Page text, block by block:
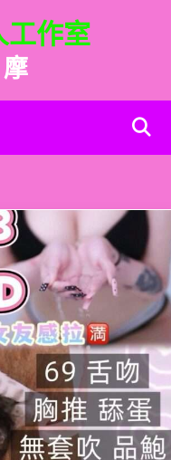
工作室